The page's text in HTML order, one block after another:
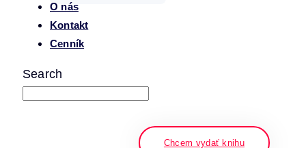
O nás
Kontakt
Cenník
Search
Chcem vydať knihu